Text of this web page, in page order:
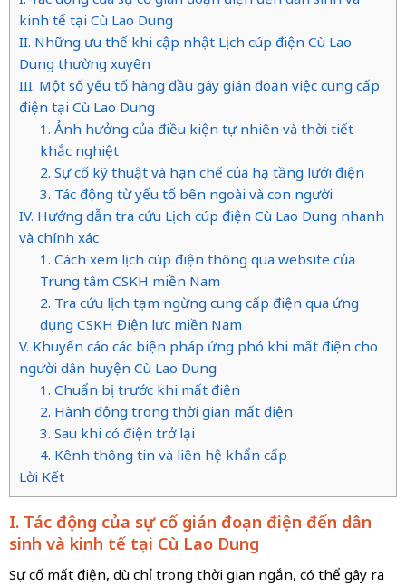
kinh tế tại Cù Lao Dung
II. Những ưu thế khi cập nhật Lịch cúp điện Cù Lao
Dung thường xuyên
III. Một số yếu tố hàng đầu gây gián đoạn việc cung cấp
điện tại Cù Lao Dung
1. Ảnh hưởng của điều kiện tự nhiên và thời tiết
khắc nghiệt
2. Sự cố kỹ thuật và hạn chế của hạ tầng lưới điện
3. Tác động từ yếu tố bên ngoài và con người
IV. Hướng dẫn tra cứu Lịch cúp điện Cù Lao Dung nhanh
và chính xác
1. Cách xem lịch cúp điện thông qua website của
Trung tâm CSKH miền Nam
2. Tra cứu lịch tạm ngừng cung cấp điện qua ứng
dụng CSKH Điện lực miền Nam
V. Khuyến cáo các biện pháp ứng phó khi mất điện cho
người dân huyện Cù Lao Dung
1. Chuẩn bị trước khi mất điện
2. Hành động trong thời gian mất điện
3. Sau khi có điện trở lại
4. Kênh thông tin và liên hệ khẩn cấp
Lời Kết
I. Tác động của sự cố gián đoạn điện đến dân
sinh và kinh tế tại Cù Lao Dung
Sự cố mất điện, dù chỉ trong thời gian ngắn, có thể gây ra